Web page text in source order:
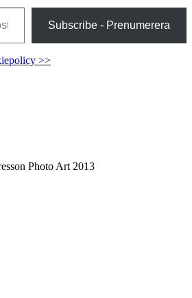
Subscribe - Prenumerera
>>
Photo Art 2013